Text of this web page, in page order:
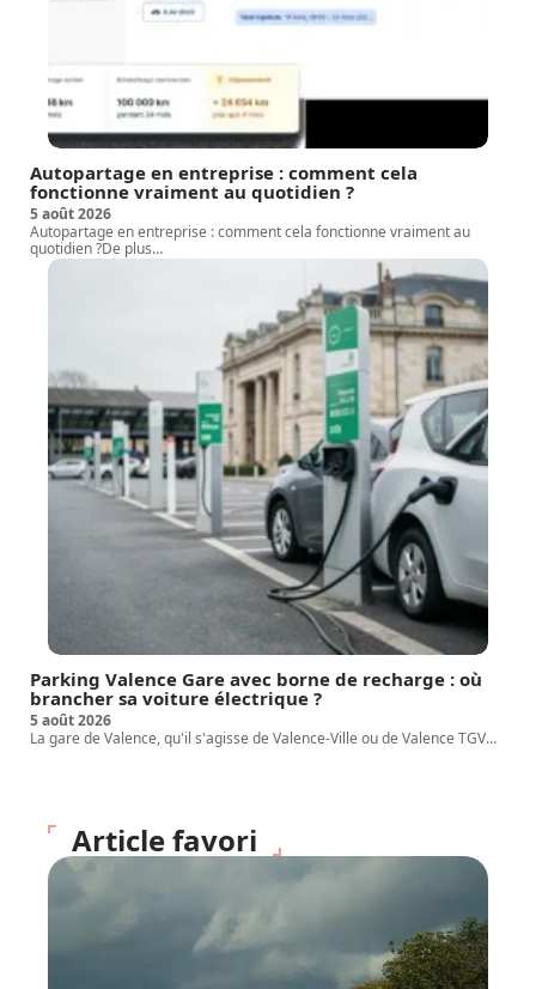
Autopartage en entreprise : comment cela
fonctionne vraiment au quotidien ?
5 août 2026
Autopartage en entreprise : comment cela fonctionne vraiment au
quotidien ?De plus…
Parking Valence Gare avec borne de recharge : où
brancher sa voiture électrique ?
5 août 2026
La gare de Valence, qu'il s'agisse de Valence-Ville ou de Valence TGV…
Article favori